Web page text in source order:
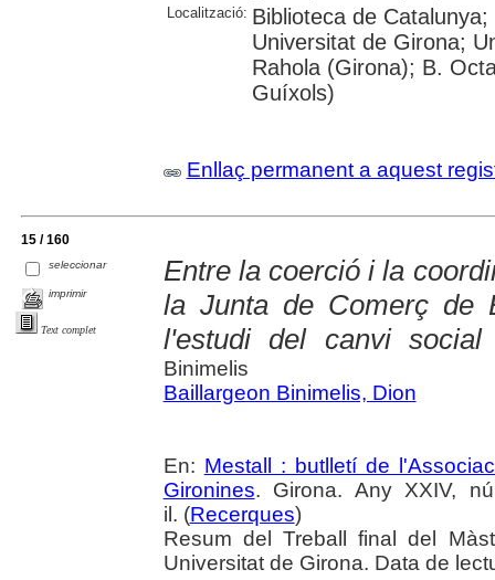
Localització: Biblioteca de
Universitat de Girona;
Rahola (Girona); B.
Guíxols)
Enllaç permanent a aquest
15 / 160
seleccionar
imprimir
Text complet
Entre la coerció i la
la Junta de Comerç de
l'estudi del canvi social
Binimelis
Baillargeon Binimelis, Dion
En: Mestall : butlletí de
Gironines. Girona. Any XXIV,
il. (Recerques)
Resum del Treball final del
Universitat de Girona. Data de